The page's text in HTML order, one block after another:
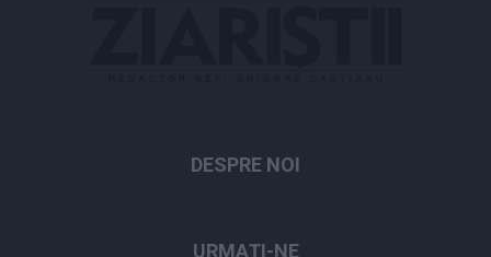
DESPRE NOI
URMAȚI-NE